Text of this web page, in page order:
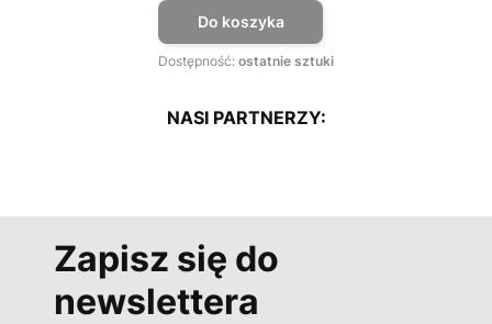
Do koszyka
Dostępność: ostatnie sztuki
NASI PARTNERZY:
Zapisz się do
newslettera